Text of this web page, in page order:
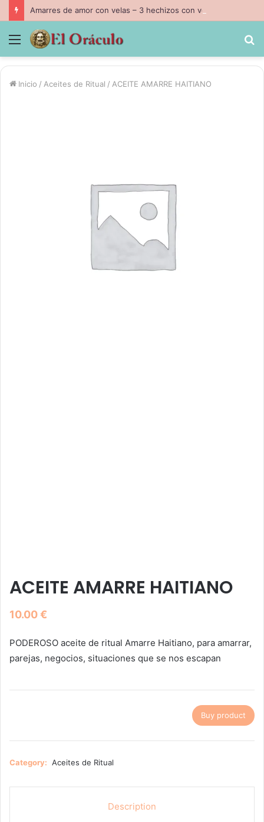
Menú
Inicio / Aceites de Ritual / ACEITE AMARRE HAITIANO
ACEITE AMARRE HAITIANO
10.00€
PODEROSO aceite de ritual Amarre Haitiano, para amarrar,
parejas, negocios, situaciones que se nos escapan
Buy product
Category: Aceites de Ritual
Description